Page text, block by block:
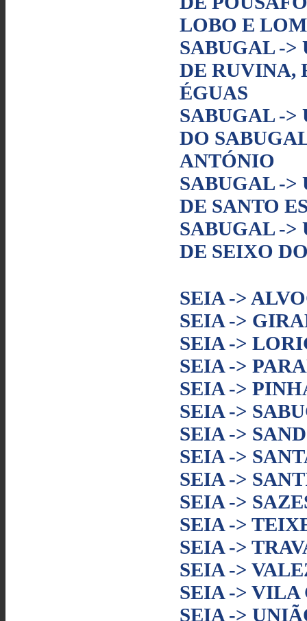
LOBO E
SABUGAL ->
DE RUVINA,
ÉGUAS
SABUGAL ->
DO
ANTÓNIO
SABUGAL ->
DE SANTO
SABUGAL ->
DE SEIXO
SEIA ->
SEIA ->
SEIA ->
SEIA ->
SEIA ->
SEIA ->
SEIA ->
SEIA ->
SEIA ->
SEIA ->
SEIA ->
SEIA ->
SEIA ->
SEIA -> VILA
SEIA ->